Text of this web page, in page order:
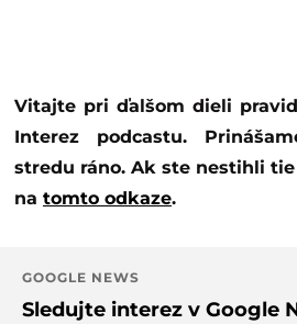
Vitajte pri ďalšom dieli pravidelného týždenného
Interez podcastu.
stredu ráno. Ak ste nestihli
na tomto odkaze.
GOOGLE NEWS
Sledujte interez v Google